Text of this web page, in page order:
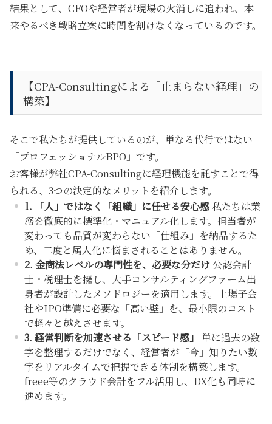
結果として、CFOや経営者が現場の火消しに追われ、本
来やるべき戦略立案に時間を割けなくなっているのです。
【CPA-Consultingによる「止まらない経理」の
構築】
そこで私たちが提供しているのが、単なる代行ではない
「プロフェッショナルBPO」です。
お客様が弊社CPA-Consultingに経理機能を託すことで得
られる、3つの決定的なメリットを紹介します。
1. 「人」ではなく「組織」に任せる安心感私たちは業
務を徹底的に標準化・マニュアル化します。担当者が
変わっても品質が変わらない「仕組み」を納品するた
め、二度と属人化に悩まされることはありません。
2. 金商法レベルの専門性を、必要な分だけ 公認会計
士・税理士を擁し、大手コンサルティングファーム出
身者が設計したメソドロジーを適用します。上場子会
社やIPO準備に必要な「高い壁」を、最小限のコスト
で軽々と越えさせます。
3. 経営判断を加速させる「スピード感」 単に過去の数
字を整理するだけでなく、経営者が「今」知りたい数
字をリアルタイムで把握できる体制を構築します。
freee等のクラウド会計をフル活用し、DX化も同時に
進めます。